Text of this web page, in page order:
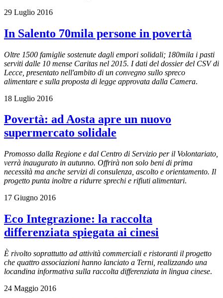
29 Luglio 2016
In Salento 70mila persone in povertà
Oltre 1500 famiglie sostenute dagli empori solidali; 180mila i pasti
serviti dalle 10 mense Caritas nel 2015. I dati del dossier del CSV di
Lecce, presentato nell'ambito di un convegno sullo spreco
alimentare e sulla proposta di legge approvata dalla Camera.
18 Luglio 2016
Povertà: ad Aosta apre un nuovo
supermercato solidale
Promosso dalla Regione e dal Centro di Servizio per il Volontariato,
verrà inaugurato in autunno. Offrirà non solo beni di prima
necessità ma anche servizi di consulenza, ascolto e orientamento. Il
progetto punta inoltre a ridurre sprechi e rifiuti alimentari.
17 Giugno 2016
Eco Integrazione: la raccolta
differenziata spiegata ai cinesi
È rivolto soprattutto ad attività commerciali e ristoranti il progetto
che quattro associazioni hanno lanciato a Terni, realizzando una
locandina informativa sulla raccolta differenziata in lingua cinese.
24 Maggio 2016